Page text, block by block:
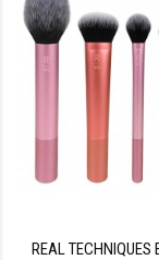
REAL TECHNIQUES